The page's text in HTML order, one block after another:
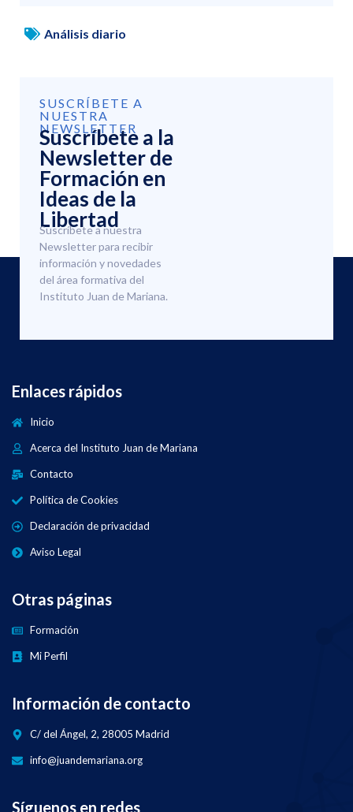
Análisis diario
SUSCRÍBETE A
NUESTRA
NEWSLETTER
Suscríbete a la
Newsletter de
Formación en
Ideas de la
Libertad
Suscríbete a nuestra
Newsletter para recibir
información y novedades
del área formativa del
Instituto Juan de Mariana.
Enlaces rápidos
Inicio
Acerca del Instituto Juan de Mariana
Contacto
Política de Cookies
Declaración de privacidad
Aviso Legal
Otras páginas
Formación
Mi Perfil
Información de contacto
C/ del Ángel, 2, 28005 Madrid
info@juandemariana.org
Síguenos en redes